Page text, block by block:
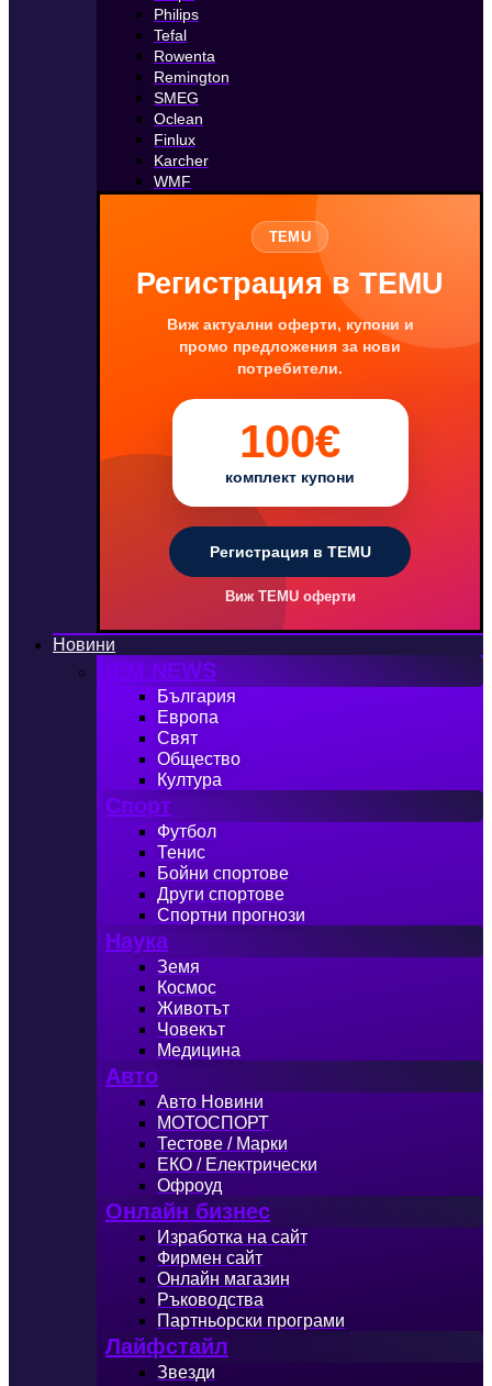
Philips
Tefal
Rowenta
Remington
SMEG
Oclean
Finlux
Karcher
WMF
TEMU
Регистрация в TEMU
Виж актуални оферти, купони и
промо предложения за нови
потребители.
100€
комплект купони
Регистрация в TEMU
Виж TEMU оферти
Новини
iEM NEWS
България
Европа
Свят
Общество
Култура
Спорт
Футбол
Тенис
Бойни спортове
Други спортове
Спортни прогнози
Наука
Земя
Космос
Животът
Човекът
Медицина
Авто
Авто Новини
МОТОСПОРТ
Тестове / Марки
ЕКО / Електрически
Офроуд
Онлайн бизнес
Изработка на сайт
Фирмен сайт
Онлайн магазин
Ръководства
Партньорски програми
Лайфстайл
Звезди